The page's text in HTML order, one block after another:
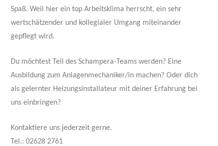
Spaß. Weil hier ein top Arbeitsklima herrscht, ein sehr
wertschätzender und kollegialer Umgang miteinander
gepflegt wird.
Du möchtest Teil des Schampera-Teams werden? Eine
Ausbildung zum Anlagenmechaniker/in machen? Oder dich
als gelernter Heizungsinstallateur mit deiner Erfahrung bei
uns einbringen?
Kontaktiere uns jederzeit gerne.
Tel.: 02628 2761